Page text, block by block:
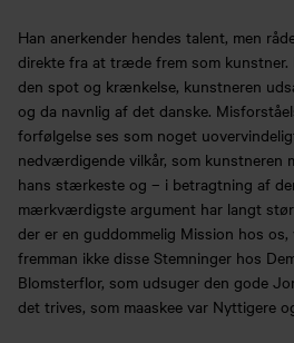
Han anerkender hendes talent, men
direkte fra at træde frem som
den spot og krænkelse, kunstneren
og da navnlig af det danske.
forfølgelse ses som noget
nedværdigende vilkår, som kunstneren
hans stærkeste og – i betragtning af
mærkværdigste argument har langt
der er en guddommelig Mission hos os,
fremman ikke disse Stemninger hos
Blomsterflor, som udsuger den gode
det trives, som maaskee var Nyttigere